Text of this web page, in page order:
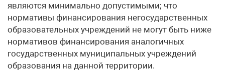
являются минимально допустимыми; что
нормативы финансирования негосударственных
образовательных учреждений не могут быть ниже
нормативов финансирования аналогичных
государственных муниципальных учреждений
образования на данной территории.